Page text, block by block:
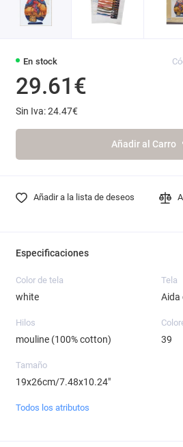
En stock
29.61€
Sin Iva: 24.47€
Añadir al Carro
Añadir a la lista de deseos
Especificaciones
Color de tela
white
Tela
Aida
Hilos
mouline (100% cotton) 39
Tamaño
19x26cm/7.48x10.24"
Todos los atributos